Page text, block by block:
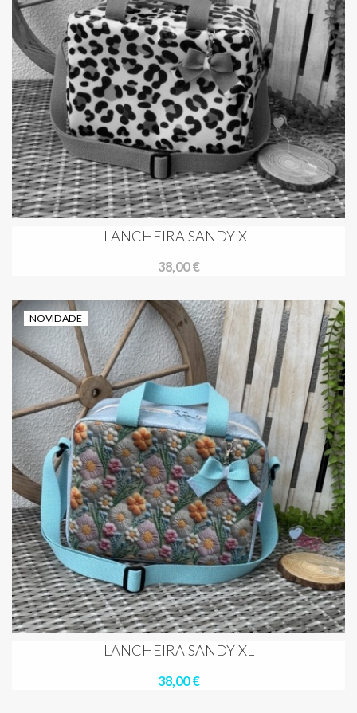
LANCHEIRA SANDY XL
38,00 €
NOVIDADE
LANCHEIRA SANDY XL
38,00 €